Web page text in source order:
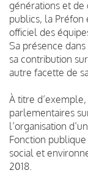
générations et de
publics, la Préfon
officiel des
Sa présence
sa contribution
autre facette de
À titre
parlementaires
l’organisation
Fonction
social et
2018.